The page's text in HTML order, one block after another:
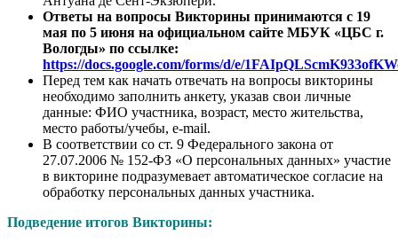
Ответы на вопросы Викторины принимаются с 19
мая по 5 июня на официальном сайте МБУК «ЦБС г.
Вологды» по ссылке:
https://docs.google.com/forms/d/e/
Перед тем как начать отвечать на вопросы викторины
необходимо заполнить анкету, указав свои личные
данные: ФИО участника, возраст, место жительства,
место работы/учебы, е-mail.
В соответствии со ст. 9 Федерального закона от
27.07.2006 № 152-ФЗ «О персональных данных» участие
в викторине подразумевает автоматическое согласие на
обработку персональных данных участника.
Подведение итогов Викторины: